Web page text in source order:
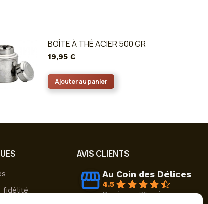
BOÎTE À THÉ ACIER 500 GR
19,95 €
Ajouter au panier
fidélité
AVIS CLIENTS
Au Coin des Délices
4.5
Basé sur 75 avis